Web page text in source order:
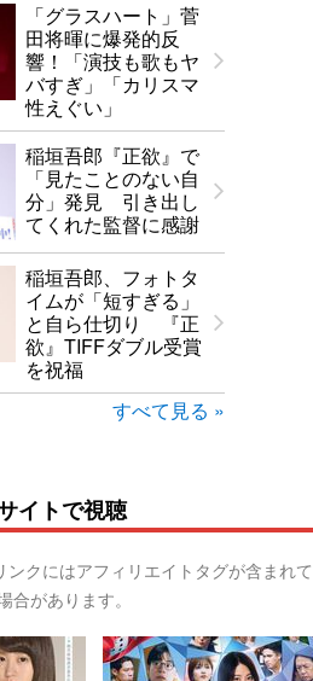
「グラスハート」菅
田将暉に爆発的反
響！「演技も歌もヤ
バすぎ」「カリスマ
性えぐい」
稲垣吾郎『正欲』で
「見たことのない自
分」発見 引き出し
てくれた監督に感謝
稲垣吾郎、フォトタ
イムが「短すぎる」
と自ら仕切り 『正
欲』TIFFダブル受賞
を祝福
すべて見る »
イトで視聴
ンクにはアフィリエイトタグが含まれ
合があります。